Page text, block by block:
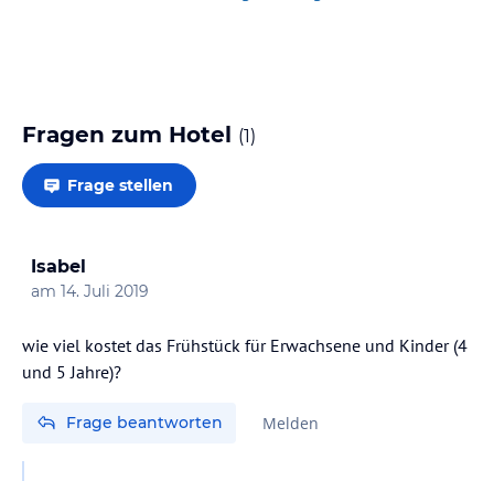
Fragen zum Hotel (1)
Frage stellen
Isabel
am 14. Juli 2019
wie viel kostet das Frühstück für Erwachsene und Kinder (4
und 5 Jahre)?
Frage beantworten Melden